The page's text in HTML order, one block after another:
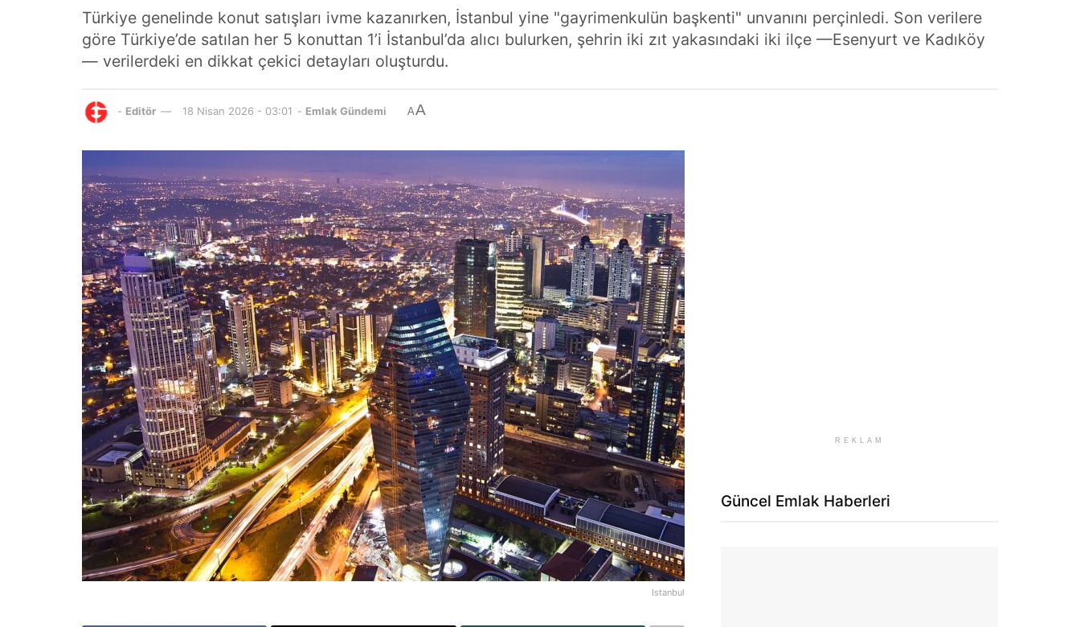
Türkiye genelinde konut satışları ivme kazanırken, İstanbul yine "gayrimenkulün başkenti" unvanını perçinledi. Son verilere
göre Türkiye’de satılan her 5 konuttan 1’i İstanbul’da alıcı bulurken, şehrin iki zıt yakasındaki iki ilçe —Esenyurt ve Kadıköy
— verilerdeki en dikkat çekici detayları oluşturdu.
- Editör 18 Nisan 2026 - 03:01 - Emlak Gündemi AA
Istanbul
REKLAM
Güncel Emlak Haberleri